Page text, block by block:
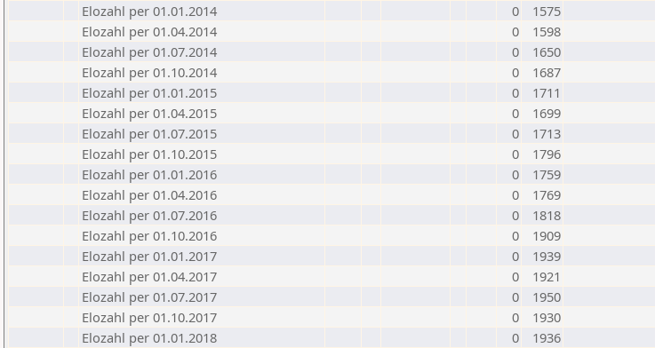
Elozahl per 01.01.2014
0
1575
Elozahl per 01.04.2014
0
1598
Elozahl per 01.07.2014
0
1650
Elozahl per 01.10.2014
0
1687
Elozahl per 01.01.2015
0
1711
Elozahl per 01.04.2015
0
1699
Elozahl per 01.07.2015
0
1713
Elozahl per 01.10.2015
0
1796
Elozahl per 01.01.2016
0
1759
Elozahl per 01.04.2016
0
1769
Elozahl per 01.07.2016
0
1818
Elozahl per 01.10.2016
0
1909
Elozahl per 01.01.2017
0
1939
Elozahl per 01.04.2017
0
1921
Elozahl per 01.07.2017
0
1950
Elozahl per 01.10.2017
0
1930
Elozahl per 01.01.2018
0
1936